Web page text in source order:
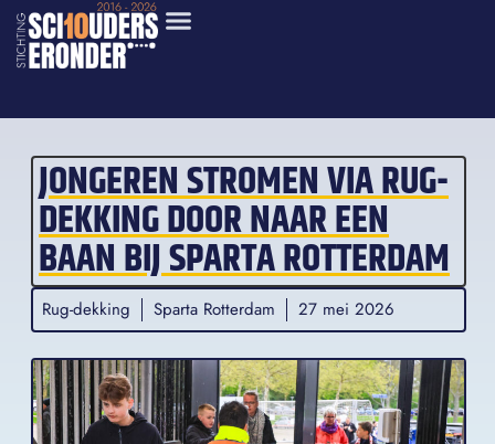
JONGEREN STROMEN VIA RUG-
DEKKING DOOR NAAR EEN
BAAN BIJ SPARTA ROTTERDAM
Rug-dekking Sparta Rotterdam 27 mei 2026